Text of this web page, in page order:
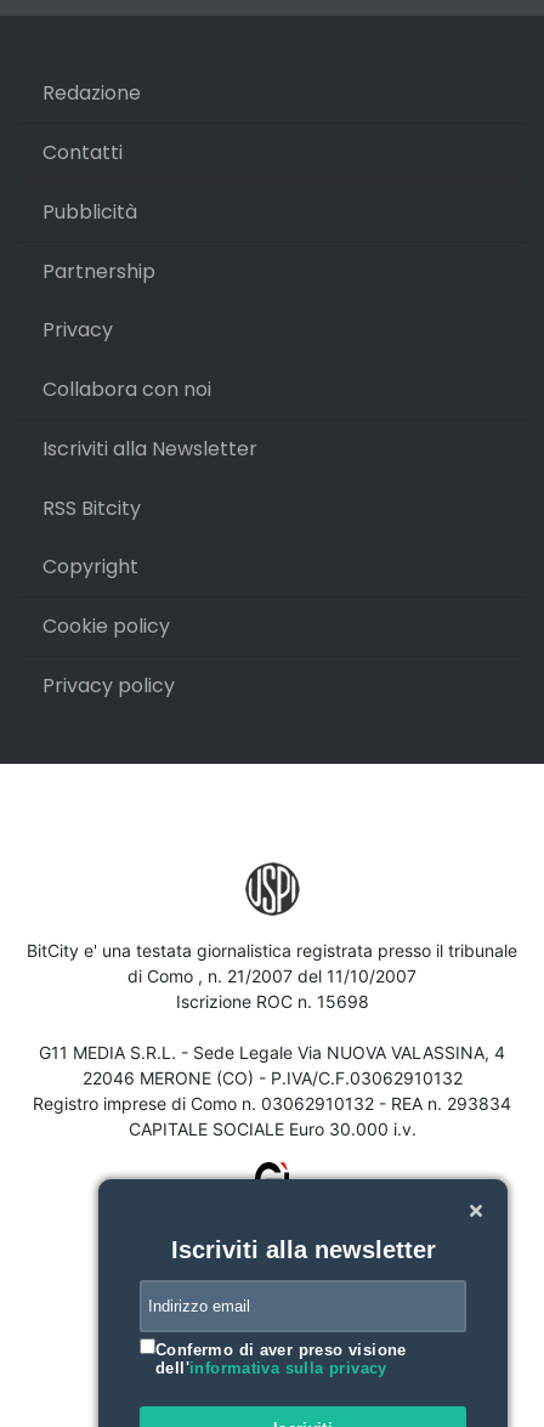
Redazione
Contatti
Pubblicità
Partnership
Privacy
Collabora con noi
Iscriviti alla Newsletter
RSS Bitcity
Copyright
Cookie policy
Privacy policy
BitCity e' una testata giornalistica registrata presso il tribunale
di Como , n. 21/2007 del 11/10/2007
Iscrizione ROC n. 15698
G11 MEDIA S.R.L. - Sede Legale Via NUOVA VALASSINA, 4
22046 MERONE (CO) - P.IVA/C.F.03062910132
Registro imprese di Como n. 03062910132 - REA n. 293834
CAPITALE SOCIALE Euro 30.000 i.v.
Iscriviti alla newsletter
Confermo di aver preso visione
dell'informativa sulla privacy